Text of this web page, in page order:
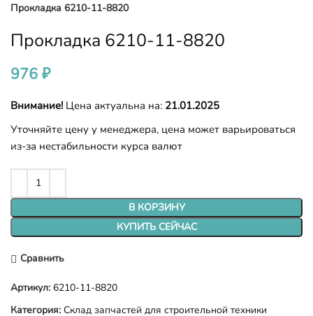
Прокладка 6210-11-8820
Прокладка 6210-11-8820
976 ₽
Внимание! Цена актуальна на: 21.01.2025
Уточняйте цену у менеджера, цена может варьироваться
из-за нестабильности курса валют
В КОРЗИНУ
КУПИТЬ СЕЙЧАС
Сравнить
Артикул: 6210-11-8820
Категория: Склад запчастей для строительной техники